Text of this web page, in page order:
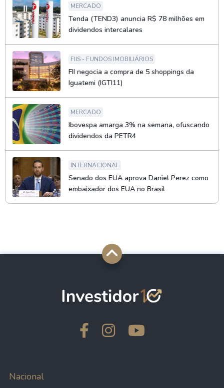
MERCADO
Tenda (TEND3) anuncia R$ 78 milhões em
dividendos intercalares
FIIS - FUNDOS IMOBILIÁRIOS
FII negocia a compra de 5 shoppings da
Iguatemi (IGTI11)
MERCADO
Ibovespa amarga 3% na semana, ofuscando
dividendos da PETR4
INTERNACIONAL
Senado dos EUA aprova Daniel Perez como
embaixador dos EUA no Brasil
Nacional